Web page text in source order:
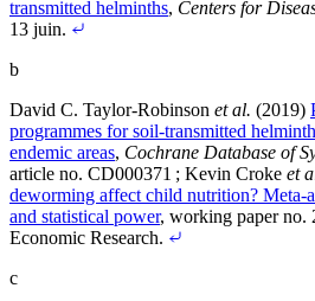
transmitted helminths, Centers for
13 juin.
b
David C. Taylor‐Robinson et al. (2019)
programmes for soil-transmitted
endemic areas, Cochrane Database of
article no. CD000371 ; Kevin Croke et
deworming affect child nutrition? Meta-
and statistical power, working paper no.
Economic Research.
c